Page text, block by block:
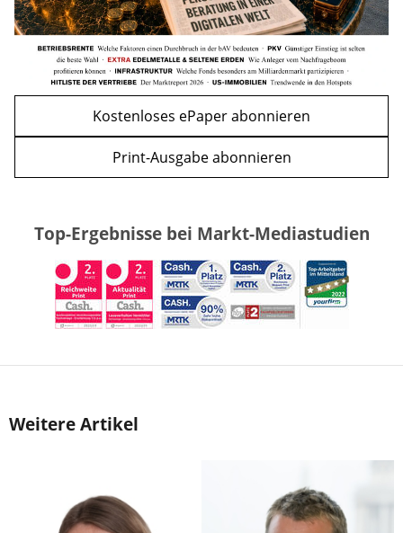
Kostenloses ePaper abonnieren
Print-Ausgabe abonnieren
Top-Ergebnisse bei Markt-Mediastudien
Weitere Artikel